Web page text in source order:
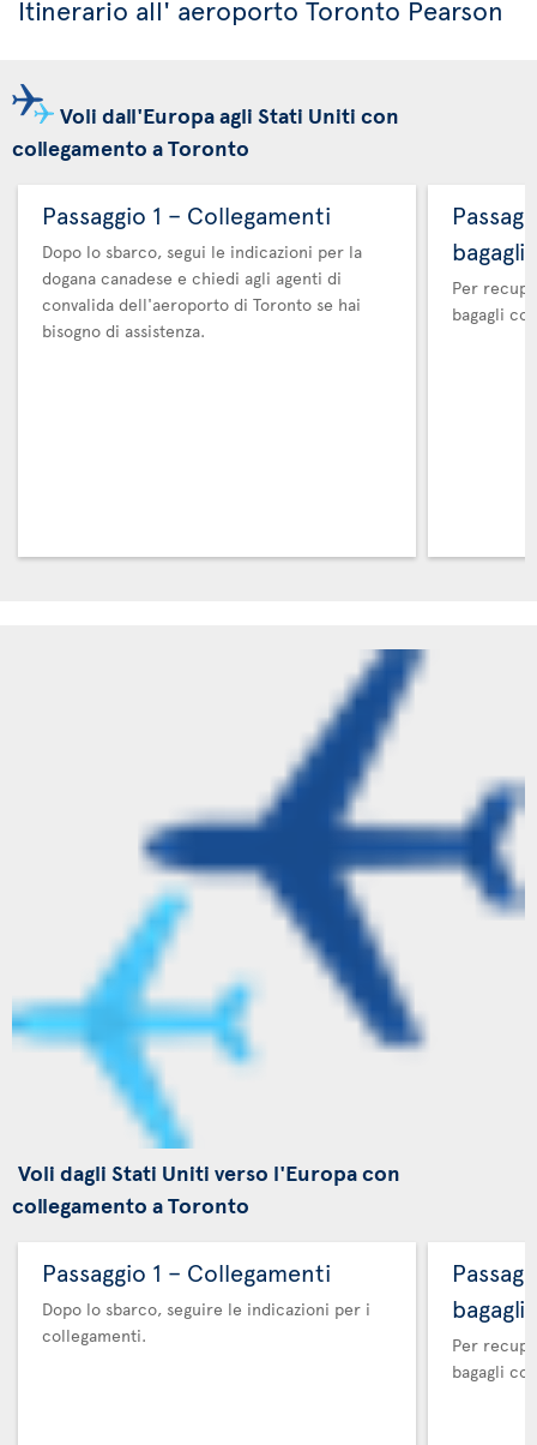
Itinerario all' aeroporto Toronto Pearson
Voli dall'Europa agli Stati Uniti con
collegamento a Toronto
Passaggio 1 – Collegamenti
Dopo lo sbarco, segui le indicazioni per la
dogana canadese e chiedi agli agenti di
convalida dell'aeroporto di Toronto se hai
bisogno di assistenza.
Per
bagagli
Voli dagli Stati Uniti verso l'Europa con
collegamento a Toronto
Passaggio 1 – Collegamenti
Dopo lo sbarco, seguire le indicazioni per i
collegamenti.
Per
bagagli